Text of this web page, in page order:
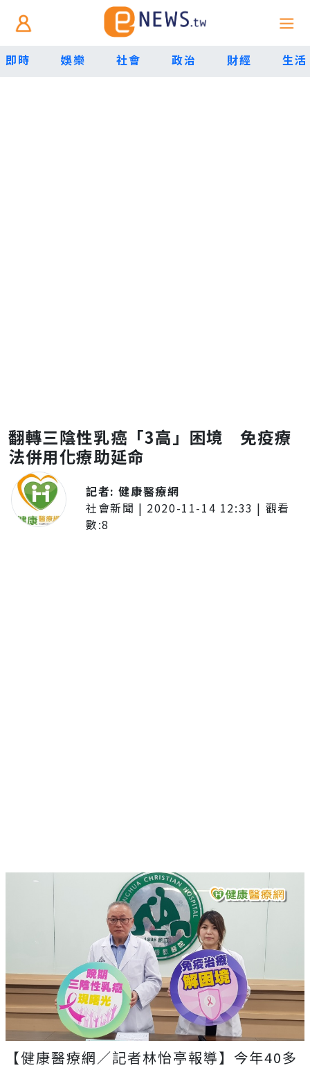
即時 娛樂 社會 政治 財經 生活
翻轉三陰性乳癌「3高」困境 免疫療
法併用化療助延命
記者:健康醫療網
社會新聞 | 2020-11-14 12:33 | 觀看
數:8
【健康醫療網／記者林怡亭報導】今年40多